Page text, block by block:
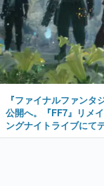
『ファイナルファン
公開へ。『FF7』リメ
ングナイトライブにて